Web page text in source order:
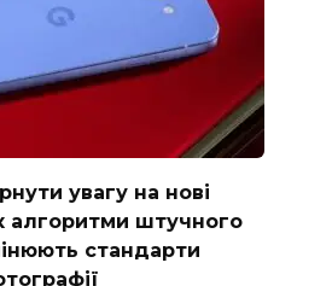
увагу на нові
алгоритми штучного
стандарти